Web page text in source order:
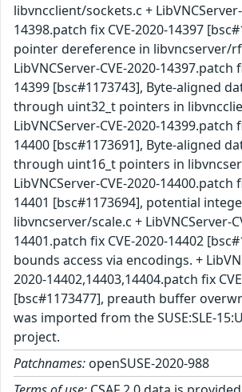
libvncclient/sockets.c +
14398.patch fix CVE-2020-14397
pointer dereference in libvncserver/
LibVNCServer-CVE-2020-14397.patch
14399 [bsc#1173743], Byte-aligned
through uint32_t pointers in
LibVNCServer-CVE-2020-14399.patch
14400 [bsc#1173691], Byte-aligned
through uint16_t pointers in
LibVNCServer-CVE-2020-14400.patch
14401 [bsc#1173694], potential
libvncserver/scale.c + LibVNCServer-
14401.patch fix CVE-2020-14402
bounds access via encodings. +
2020-14402,14403,14404.patch fix
[bsc#1173477], preauth buffer
was imported from the SUSE:SLE-
project.
Patchnames: openSUSE-2020-988